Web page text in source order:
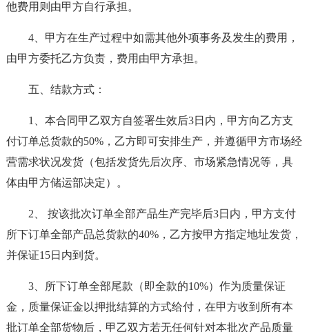
他费用则由甲方自行承担。
4、甲方在生产过程中如需其他外项事务及发生的费用，
由甲方委托乙方负责，费用由甲方承担。
五、结款方式：
1、本合同甲乙双方自签署生效后3日内，甲方向乙方支
付订单总货款的50%，乙方即可安排生产，并遵循甲方市场经
营需求状况发货（包括发货先后次序、市场紧急情况等，具
体由甲方储运部决定）。
2、 按该批次订单全部产品生产完毕后3日内，甲方支付
所下订单全部产品总货款的40%，乙方按甲方指定地址发货，
并保证15日内到货。
3、所下订单全部尾款（即全款的10%）作为质量保证
金，质量保证金以押批结算的方式给付，在甲方收到所有本
批订单全部货物后，甲乙双方若无任何针对本批次产品质量